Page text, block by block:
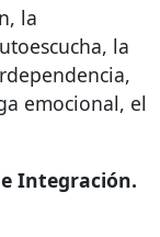
la
la
emocional, el
Integración.